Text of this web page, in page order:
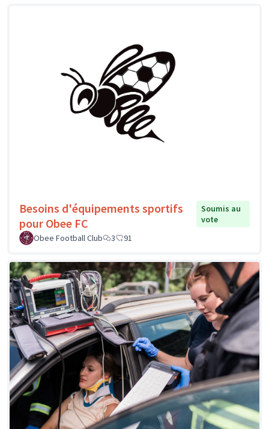
Besoins d'équipements sportifs
pour Obee FC
Soumis au
vote
Obee Football Club
3 91